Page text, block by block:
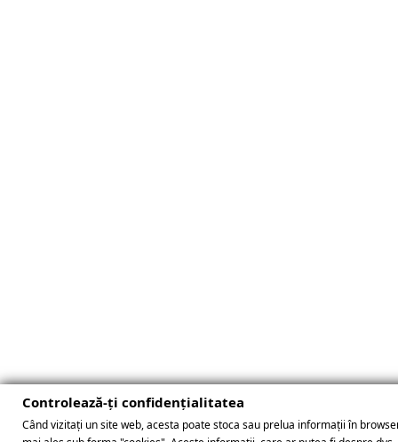
Controlează-ți confidențialitatea
Când vizitați un site web, acesta poate stoca sau prelua informații în